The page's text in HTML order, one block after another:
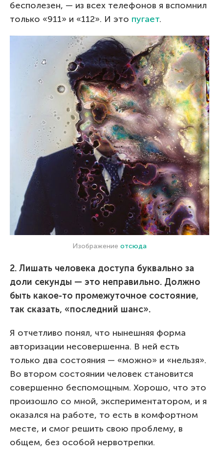
бесполезен, — из всех телефонов я вспомнил
только «911» и «112». И это пугает.
Изображение отсюда
2. Лишать человека доступа буквально за
доли секунды — это неправильно. Должно
быть какое-то промежуточное состояние,
так сказать, «последний шанс».
Я отчетливо понял, что нынешняя форма
авторизации несовершенна. В ней есть
только два состояния — «можно» и «нельзя».
Во втором состоянии человек становится
совершенно беспомощным. Хорошо, что это
произошло со мной, экспериментатором, и я
оказался на работе, то есть в комфортном
месте, и смог решить свою проблему, в
общем, без особой нервотрепки.